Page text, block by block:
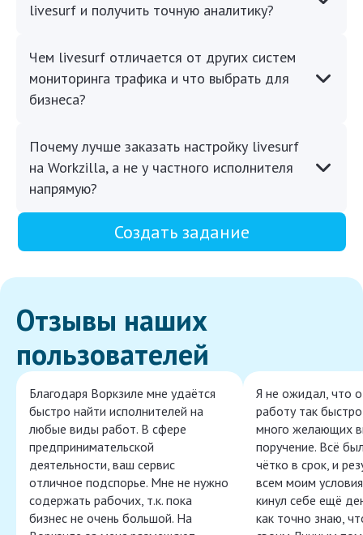
livesurf и получить точную аналитику?
Чем livesurf отличается от других систем
мониторинга трафика и что выбрать для
бизнеса?
Почему лучше заказать настройку livesurf
на Workzilla, а не у частного исполнителя
напрямую?
Создать задание
Отзывы наших
пользователей
Благодаря Воркзиле мне удаётся
быстро найти исполнителей на
любые виды работ. В сфере
предпринимательской
деятельности, ваш сервис
отличное подспорье. Мне не нужно
содержать рабочих, т.к. пока
бизнес не очень большой. На
Я не ожидал, что
работу так
много желающих
поручение. Всё
чётко в срок, и
всем моим
кинул себе ещё
как точно знаю,